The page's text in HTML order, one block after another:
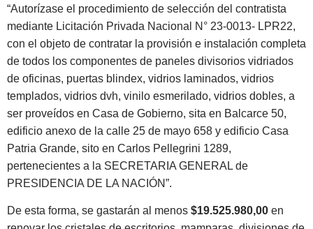
“Autorízase el procedimiento de selección del contratista
mediante Licitación Privada Nacional N° 23-0013- LPR22,
con el objeto de contratar la provisión e instalación completa
de todos los componentes de paneles divisorios vidriados
de oficinas, puertas blindex, vidrios laminados, vidrios
templados, vidrios dvh, vinilo esmerilado, vidrios dobles, a
ser proveídos en Casa de Gobierno, sita en Balcarce 50,
edificio anexo de la calle 25 de mayo 658 y edificio Casa
Patria Grande, sito en Carlos Pellegrini 1289,
pertenecientes a la SECRETARIA GENERAL de
PRESIDENCIA DE LA NACIÓN”.
De esta forma, se gastarán al menos $19.525.980,00 en